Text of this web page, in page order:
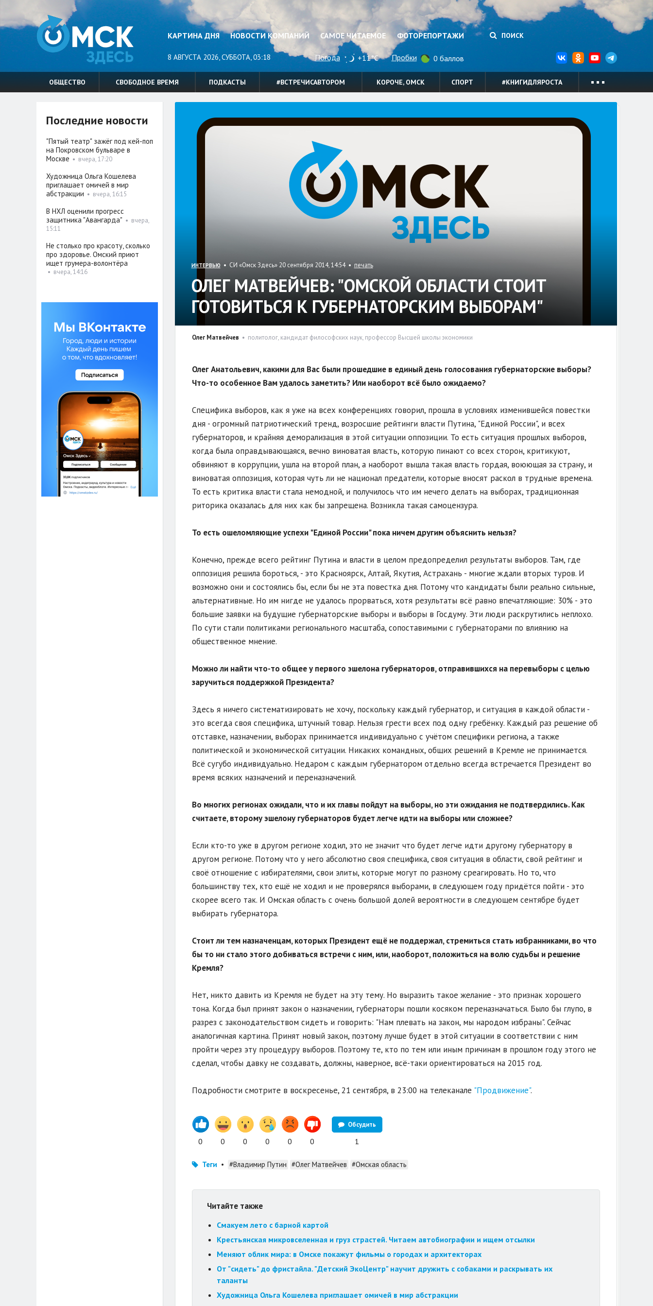
КАРТИНА ДНЯ НОВОСТИ КОМПАНИЙ САМОЕ ЧИТАЕМОЕ ФОТОРЕПОРТАЖИ ПОИСК
8 АВГУСТА 2026, СУББОТА, 03:18 Погода +11°C Пробки 0 баллов
ОБЩЕСТВО СВОБОДНОЕ ВРЕМЯ ПОДКАСТЫ #ВСТРЕЧИСАВТОРОМ КОРОЧЕ, ОМСК СПОРТ #КНИГИДЛЯРОСТА
ИНТЕРВЬЮ • СИ «Омск Здесь» 20 сентября 2014, 14:54 • печать
ОЛЕГ МАТВЕЙЧЕВ: "ОМСКОЙ ОБЛАСТИ СТОИТ
ГОТОВИТЬСЯ К ГУБЕРНАТОРСКИМ ВЫБОРАМ"
Олег Матвейчев • политолог, кандидат философских наук, профессор Высшей школы экономики
Олег Анатольевич, какими для Вас были прошедшие в единый день голосования губернаторские выборы?
Что-то особенное Вам удалось заметить? Или наоборот всё было ожидаемо?
Специфика выборов, как я уже на всех конференциях говорил, прошла в условиях изменившейся повестки
дня - огромный патриотический тренд, возросшие рейтинги власти Путина, "Единой России", и всех
губернаторов, и крайняя деморализация в этой ситуации оппозиции. То есть ситуация прошлых выборов,
когда была оправдывающаяся, вечно виноватая власть, которую пинают со всех сторон, критикуют,
обвиняют в коррупции, ушла на второй план, а наоборот вышла такая власть гордая, воюющая за страну, и
виноватая оппозиция, которая чуть ли не национал предатели, которые вносят раскол в трудные времена.
То есть критика власти стала немодной, и получилось что им нечего делать на выборах, традиционная
риторика оказалась для них как бы запрещена. Возникла такая самоцензура.
То есть ошеломляющие успехи "Единой России" пока ничем другим объяснить нельзя?
Конечно, прежде всего рейтинг Путина и власти в целом предопределил результаты выборов. Там, где
оппозиция решила бороться, - это Красноярск, Алтай, Якутия, Астрахань - многие ждали вторых туров. И
возможно они и состоялись бы, если бы не эта повестка дня. Потому что кандидаты были реально сильные,
альтернативные. Но им нигде не удалось прорваться, хотя результаты всё равно впечатляющие: 30% - это
большие заявки на будущие губернаторские выборы и выборы в Госдуму. Эти люди раскрутились неплохо.
По сути стали политиками регионального масштаба, сопоставимыми с губернаторами по влиянию на
общественное мнение.
Можно ли найти что-то общее у первого эшелона губернаторов, отправившихся на перевыборы с целью
заручиться поддержкой Президента?
Здесь я ничего систематизировать не хочу, поскольку каждый губернатор, и ситуация в каждой области -
это всегда своя специфика, штучный товар. Нельзя грести всех под одну гребёнку. Каждый раз решение об
отставке, назначении, выборах принимается индивидуально с учётом специфики региона, а также
политической и экономической ситуации. Никаких командных, общих решений в Кремле не принимается.
Всё сугубо индивидуально. Недаром с каждым губернатором отдельно всегда встречается Президент во
время всяких назначений и переназначений.
Во многих регионах ожидали, что и их главы пойдут на выборы, но эти ожидания не подтвердились. Как
считаете, второму эшелону губернаторов будет легче идти на выборы или сложнее?
Если кто-то уже в другом регионе ходил, это не значит что будет легче идти другому губернатору в
другом регионе. Потому что у него абсолютно своя специфика, своя ситуация в области, свой рейтинг и
своё отношение с избирателями, свои элиты, которые могут по разному среагировать. Но то, что
большинству тех, кто ещё не ходил и не проверялся выборами, в следующем году придётся пойти - это
скорее всего так. И Омская область с очень большой долей вероятности в следующем сентябре будет
выбирать губернатора.
Стоит ли тем назначенцам, которых Президент ещё не поддержал, стремиться стать избранниками, во что
бы то ни стало этого добиваться встречи с ним, или, наоборот, положиться на волю судьбы и решение
Кремля?
Нет, никто давить из Кремля не будет на эту тему. Но выразить такое желание - это признак хорошего
тона. Когда был принят закон о назначении, губернаторы пошли косяком переназначаться. Было бы глупо, в
разрез с законодательством сидеть и говорить: "Нам плевать на закон, мы народом избраны". Сейчас
аналогичная картина. Принят новый закон, поэтому лучше будет в этой ситуации в соответствии с ним
пройти через эту процедуру выборов. Поэтому те, кто по тем или иным причинам в прошлом году этого не
сделал, чтобы давку не создавать, должны, наверное, всё-таки ориентироваться на 2015 год.
Подробности смотрите в воскресенье, 21 сентября, в 23:00 на телеканале "Продвижение".
0 0 0 0 0 0
Обсудить
1
Теги • #Владимир Путин #Олег Матвейчев #Омская область
Читайте также
Смакуем лето с барной картой
Крестьянская микровселенная и груз страстей. Читаем автобиографии и ищем отсылки
Меняют облик мира: в Омске покажут фильмы о городах и архитекторах
От "сидеть" до фристайла. "Детский ЭкоЦентр" научит дружить с собаками и раскрывать их
таланты
Художница Ольга Кошелева приглашает омичей в мир абстракции
Последние новости
"Пятый театр" зажёг под кей-поп
на Покровском бульваре в
Москве • вчера, 17:20
Художница Ольга Кошелева
приглашает омичей в мир
абстракции • вчера, 16:15
В НХЛ оценили прогресс
защитника "Авангарда" • вчера,
15:11
Не столько про красоту, сколько
про здоровье. Омский приют
ищет грумера-волонтёра
• вчера, 14:16